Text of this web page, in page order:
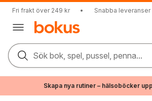
Fri frakt över 249 kr • Snabba leveranser
Sök bok, spel, pussel, penna...
Skapa nya rutiner – hälsoböcker